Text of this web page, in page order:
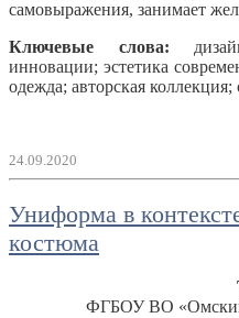
самовыражения, занимает
Ключевые слова:
инновации; эстетика
одежда; авторская
24.09.2020
Униформа в
костюма
ФГБОУ ВО «Омский